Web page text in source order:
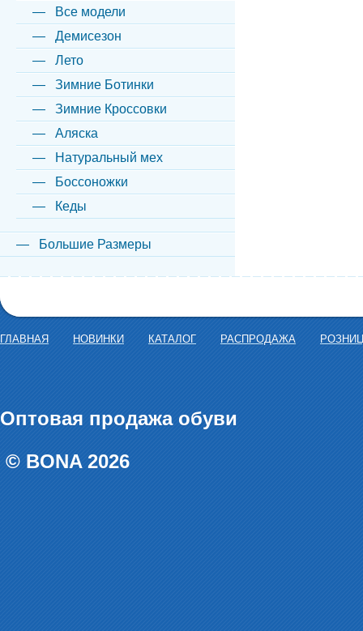
Все модели
Демисезон
Лето
Зимние Ботинки
Зимние Кроссовки
Аляска
Натуральный мех
Боссоножки
Кеды
Большие Размеры
ГЛАВНАЯ НОВИНКИ КАТАЛОГ РАСПРОДАЖА
Оптовая продажа обуви
© BONA 2026